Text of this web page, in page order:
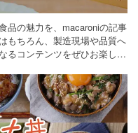
品の魅力を、macaroniの記事
もちろん、製造現場や品質へ
るコンテンツをぜひお楽しみ